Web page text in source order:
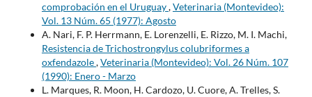
comprobación en el Uruguay,Veterinaria (Montevideo):
Vol. 13 Núm. 65 (1977): Agosto
A. Nari, F. P. Herrmann, E. Lorenzelli, E. Rizzo, M. I. Machi,
Resistencia de Trichostrongylus colubriformes a
oxfendazole,Veterinaria (Montevideo): Vol. 26 Núm. 107
(1990): Enero - Marzo
L. Marques, R. Moon, H. Cardozo, U. Cuore, A. Trelles, S.